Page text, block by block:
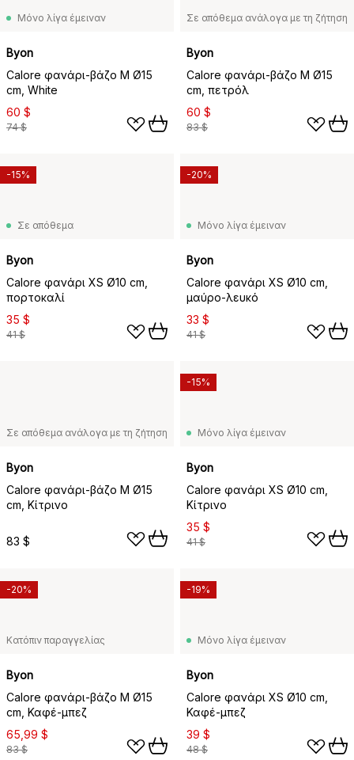
Μόνο λίγα έμειναν
Byon
Calore φανάρι-βάζο M Ø15
cm, White
60 $
74 $
Σε απόθεμα ανάλογα με τη ζήτηση
Byon
Calore φανάρι-βάζο M Ø15
cm, πετρόλ
60 $
83 $
Σε απόθεμα
Byon
Calore φανάρι XS Ø10 cm,
πορτοκαλί
35 $
41 $
-15%
Μόνο λίγα έμειναν
Byon
Calore φανάρι XS Ø10 cm,
μαύρο-λευκό
33 $
41 $
-20%
Σε απόθεμα ανάλογα με τη ζήτηση
Byon
Calore φανάρι-βάζο M Ø15
cm, Κίτρινο
83 $
Μόνο λίγα έμειναν
Byon
Calore φανάρι XS Ø10 cm,
Κίτρινο
35 $
41 $
-15%
Κατόπιν παραγγελίας
Byon
Calore φανάρι-βάζο M Ø15
cm, Καφέ-μπεζ
65,99 $
83 $
-20%
Μόνο λίγα έμειναν
Byon
Calore φανάρι XS Ø10 cm,
Καφέ-μπεζ
39 $
48 $
-19%